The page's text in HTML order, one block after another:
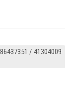
/ 41304009